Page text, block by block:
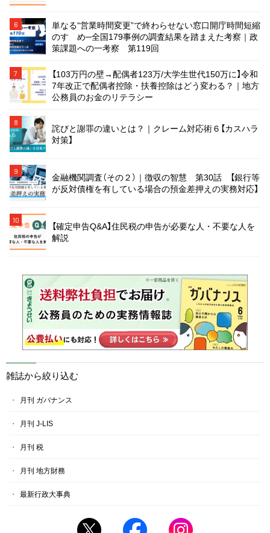
6
単なる“営業時間変更”で終わらせない窓口開庁時間短縮
のすゝめ─全国179事例の調査結果を踏まえた考察｜政
策課題への一考察 第119回
7
【103万円の壁→配偶者123万/大学生世代150万に】令和
7年改正で配偶者控除・扶養控除はどう変わる？｜地方
公務員のお金のリテラシー
8
詫びと謝罪の違いとは？｜クレーム対応術６【カスハラ
対策】
9
金融機関調査（その２）｜徴収の智慧 第30話 【銀行等
が反対債権を有している場合の預金差押えの実務対応】
10
【確定申告Q&A】住民税の申告が必要な人・不要な人を
解説
雑誌から絞り込む
月刊 ガバナンス
月刊 J-LIS
月刊 税
月刊 地方財務
最新行政大事典